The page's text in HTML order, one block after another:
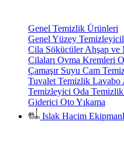
Genel Temizlik Ürünleri
Genel Yüzey
Cila SökücülerAhşap ve
Cilaları Ovma Kremleri
Çamaşır Suyu Cam
Tuvalet Temizlik Lavabo
Temizleyici Oda
Giderici Oto Yıkama
Islak Hacim